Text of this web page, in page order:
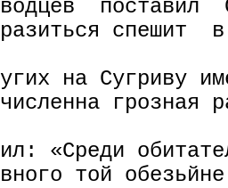
поставил
спешит
на Сугриву
грозная
«Среди
той